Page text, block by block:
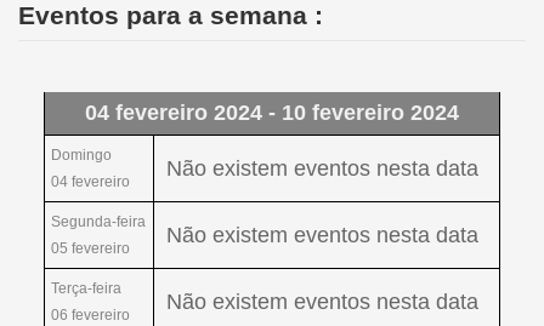
Eventos para a semana :
04 fevereiro 2024 - 10 fevereiro 2024
Domingo
04 fevereiro
Não existem eventos nesta data
Segunda-feira
05 fevereiro
Não existem eventos nesta data
Terça-feira
06 fevereiro
Não existem eventos nesta data